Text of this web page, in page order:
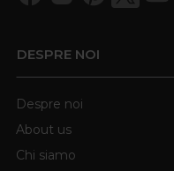
DESPRE NOI
Despre noi
About us
Chi siamo